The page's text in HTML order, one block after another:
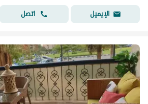
الإيميل
اتصل